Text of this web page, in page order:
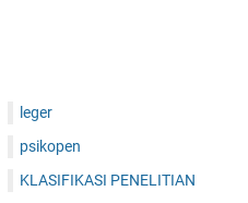
leger
psikopen
KLASIFIKASI PENELITIAN